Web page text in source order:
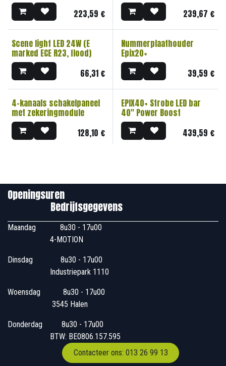
223,59 €
239,67 €
Scene light LED 24W (E
marked ECE R23, flood)
66,31€
Nummerplaathouder
Epix20+
39,59 €
4-kanaals schakelpaneel
met zekeringmodule
128,10 €
EPIX40+ Strobe LED bar
40" Power Boost
439,59 €
Openingsuren
Bedrijfsgegevens
Maandag
​8u30 - 17u00
4-MOTION
Dinsdag
​8u30 - 17u00
Industriepark 1110
Woensdag
​​​ 8u30 - 17u00
3545 Halen
Donderdag
​​8u30 - 17u00
BTW: BE0806.157.595
Contacteer ons: 013 26 99 13